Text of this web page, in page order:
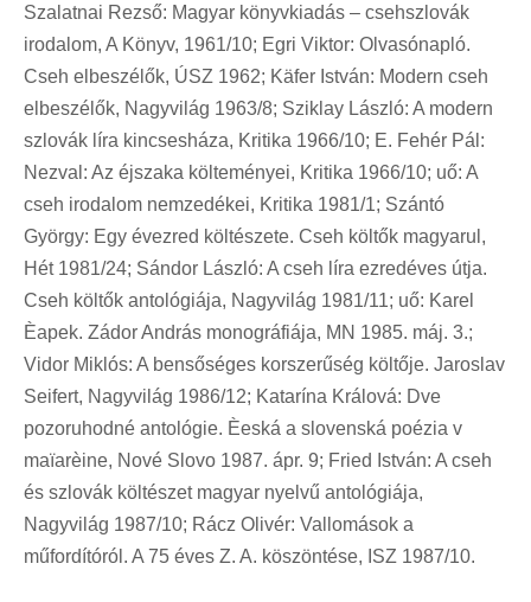
Szalatnai Rezső: Magyar könyvkiadás – csehszlovák
irodalom, A Könyv, 1961/10; Egri Viktor: Olvasónapló.
Cseh elbeszélők, ÚSZ 1962; Käfer István: Modern cseh
elbeszélők, Nagyvilág 1963/8; Sziklay László: A modern
szlovák líra kincsesháza, Kritika 1966/10; E. Fehér Pál:
Nezval: Az éjszaka költeményei, Kritika 1966/10; uő: A
cseh irodalom nemzedékei, Kritika 1981/1; Szántó
György: Egy évezred költészete. Cseh költők magyarul,
Hét 1981/24; Sándor László: A cseh líra ezredéves útja.
Cseh költők antológiája, Nagyvilág 1981/11; uő: Karel
Èapek. Zádor András monográfiája, MN 1985. máj. 3.;
Vidor Miklós: A bensőséges korszerűség költője. Jaroslav
Seifert, Nagyvilág 1986/12; Katarína Králová: Dve
pozoruhodné antológie. Èeská a slovenská poézia v
maïarèine, Nové Slovo 1987. ápr. 9; Fried István: A cseh
és szlovák költészet magyar nyelvű antológiája,
Nagyvilág 1987/10; Rácz Olivér: Vallomások a
műfordítóról. A 75 éves Z. A. köszöntése, ISZ 1987/10.